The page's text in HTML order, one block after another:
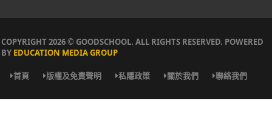
COPYRIGHT 2026 © GOODSCHOOL. ALL RIGHTS RESERVED. POWERED
BY EDUCATION MEDIA GROUP
首頁 版權及免責聲明 私隱政策 關於我們 聯絡我們